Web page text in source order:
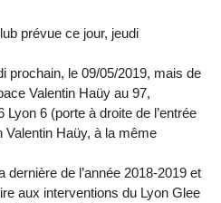
prévue ce jour, jeudi
prochain, le 09/05/2019, mais de
Valentin Haüy au 97,
6 (porte à droite de l’entrée
Valentin Haüy, à la même
de l’année 2018-2019 et
aux interventions du Lyon Glee